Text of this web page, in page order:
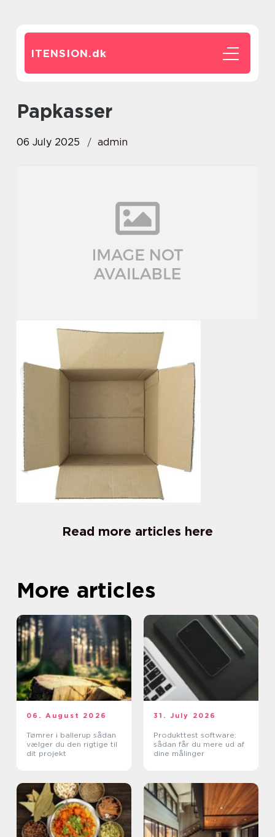
ITENSION.dk
papkasser
06 July 2025 admin
Read more articles here
More articles
06. August 2026
Tømrer i ballerup sådan
vælger du den rigtige til
dit projekt
31. July 2026
Produkttest software:
sådan får du mere ud af
dine målinger